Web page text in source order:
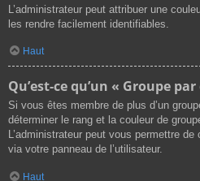
L’administrateur peut attribuer une
les rendre facilement identifiables.
Haut
Qu’est-ce qu’un « Groupe
Si vous êtes membre de plus d’un
déterminer le rang et la couleur de
L’administrateur peut vous permettre
via votre panneau de l’utilisateur.
Haut